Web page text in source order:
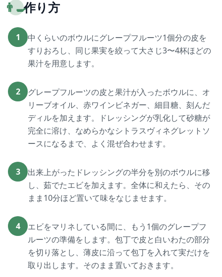
👨‍🍳作り方
1
中くらいのボウルにグレープフルーツ1個分の皮を
すりおろし、同じ果実を絞って大さじ3〜4杯ほどの
果汁を用意します。
2
グレープフルーツの皮と果汁が入ったボウルに、オ
リーブオイル、赤ワインビネガー、細目糖、刻んだ
ディルを加えます。ドレッシングが乳化して砂糖が
完全に溶け、なめらかなシトラスヴィネグレットソ
ースになるまで、よく混ぜ合わせます。
3
出来上がったドレッシングの半分を別のボウルに移
し、茹でたエビを加えます。全体に和えたら、その
まま10分ほど置いて味をなじませます。
4
エビをマリネしている間に、もう1個のグレープフ
ルーツの準備をします。包丁で皮と白いわたの部分
を切り落とし、薄皮に沿って包丁を入れて実だけを
取り出します。そのまま置いておきます。